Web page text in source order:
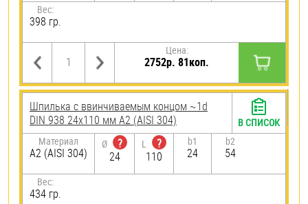
Вес:
398 гр.
Цена:
2752р. 81коп.
Шпилька c ввинчиваемым концом ~1d
DIN 938 24х110 мм А2 (AISI 304)
Материал
А2 (AISI 304)
Ø
?
24
L
?
110
b1
24
b2
54
Вес:
434 гр.
В СПИСОК